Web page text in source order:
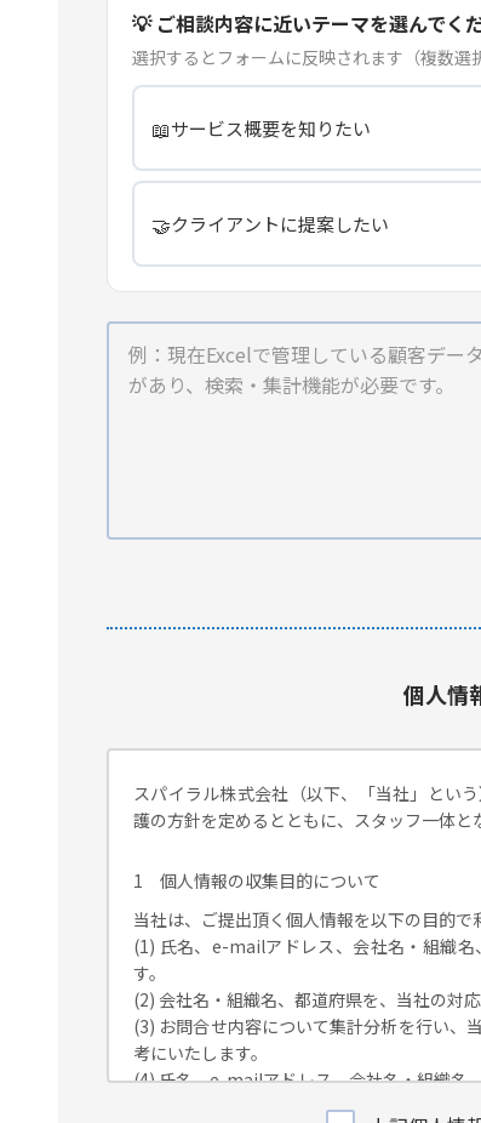
💡 ご相談内容に近いテーマを選んでく
選択するとフォームに反映されます（複数選
📖サービス概要を知りたい
🤝クライアントに提案したい
個人情
スパイラル株式会社（以下、「当社」とい
護の方針を定めるとともに、スタッフ一体
1 個人情報の収集目的について
当社は、ご提出頂く個人情報を以下の目的で
(1) 氏名、e-mailアドレス、会社名・組織
す。
(2) 会社名・組織名、都道府県を、当社の対
(3) お問合せ内容について集計分析を行い、
考にいたします。
(4) 氏名、e-mailアドレス、会社名・組織名
が独自に発信する情報（ブログ記事、ホワ